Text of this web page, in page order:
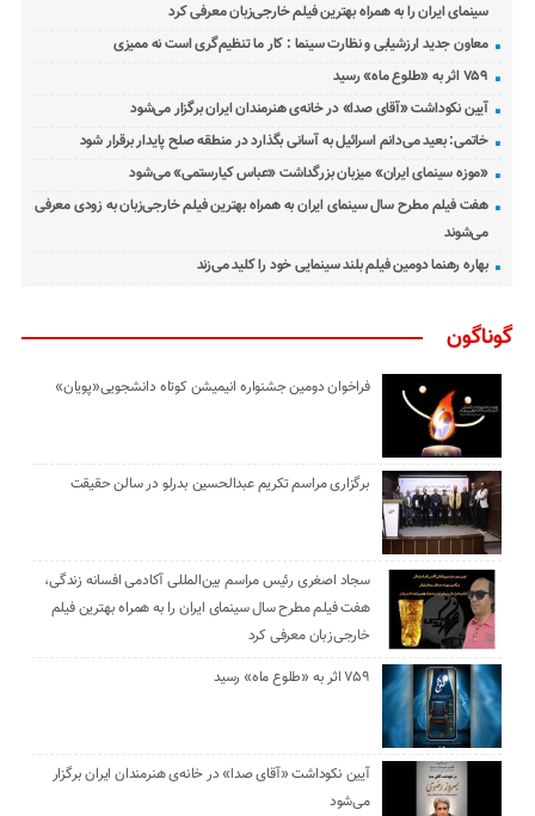
سینمای ایران را به همراه بهترین فیلم خارجی‌زبان معرفی کرد
معاون جدید ارزشیابی و نظارت سینما : کار ما تنظیم‌گری است نه ممیزی
۷۵۹ اثر به «طلوع ماه» رسید
آیین نکوداشت «آقای صدا» در خانه‌ی هنرمندان ایران برگزار می‌شود
خاتمی: بعید می‌دانم اسرائیل به آسانی بگذارد در منطقه صلح پایدار برقرار شود
«موزه سینمای ایران» میزبان بزرگداشت «عباس کیارستمی» می‌شود
هفت فیلم مطرح سال سینمای ایران به همراه بهترین فیلم خارجی‌زبان به زودی معرفی
می‌شوند
بهاره رهنما دومین فیلم بلند سینمایی خود را کلید می‌زند
گوناگون
فراخوان دومین جشنواره انیمیشن کوتاه دانشجویی«پویان»
برگزاری مراسم تکریم عبدالحسین بدرلو در سالن حقیقت
سجاد اصغری رئیس مراسم بین‌المللی آکادمی افسانه زندگی،
هفت فیلم مطرح سال سینمای ایران را به همراه بهترین فیلم
خارجی‌زبان معرفی کرد
۷۵۹ اثر به «طلوع ماه» رسید
آیین نکوداشت «آقای صدا» در خانه‌ی هنرمندان ایران برگزار
می‌شود